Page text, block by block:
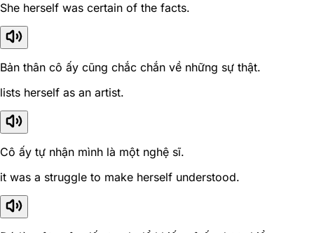
She herself was certain of the facts.
Bản thân cô ấy cũng chắc chắn về những sự thật.
lists herself as an artist.
Cô ấy tự nhận mình là một nghệ sĩ.
it was a struggle to make herself understood.